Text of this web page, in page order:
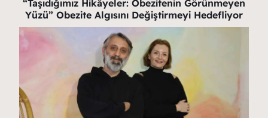
“Taşıdığımız Hikâyeler: Obezitenin Görünmeyen
Yüzü” Obezite Algısını Değiştirmeyi Hedefliyor